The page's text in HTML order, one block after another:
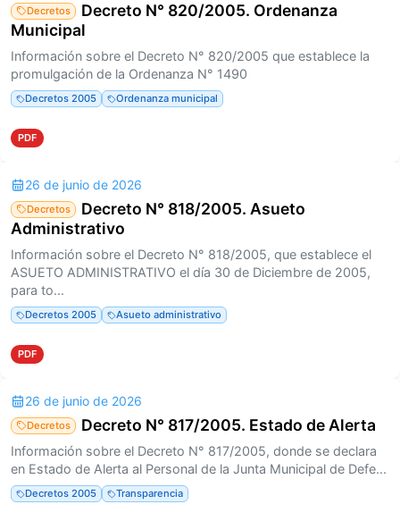
Decretos
Decreto N° 820/2005. Ordenanza
Municipal
Información sobre el Decreto N° 820/2005 que establece la
promulgación de la Ordenanza N° 1490
Decretos 2005 Ordenanza municipal
PDF
26 de junio de 2026
Decretos
Decreto N° 818/2005. Asueto
Administrativo
Información sobre el Decreto N° 818/2005, que establece el
ASUETO ADMINISTRATIVO el día 30 de Diciembre de 2005,
para to...
Decretos 2005 Asueto administrativo
PDF
26 de junio de 2026
Decretos Decreto N° 817/2005. Estado de Alerta
Información sobre el Decreto N° 817/2005, donde se declara
en Estado de Alerta al Personal de la Junta Municipal de Defe...
Decretos 2005 Transparencia